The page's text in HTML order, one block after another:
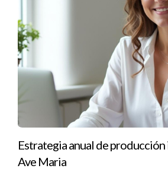
muchas veces se trata más bien de
existentes y mejorar tu estrategia
¿Dónde puedo encontrar
Considera buscar mentores o grupos
en Orlando donde puedas compartir
de otros emprendedores exitosos.
cuenta en tu viaje hacia el éxito
adicionales o deseas asesoría
escalar tus ingresos con estructura
Estrategia anual de
Ave Maria